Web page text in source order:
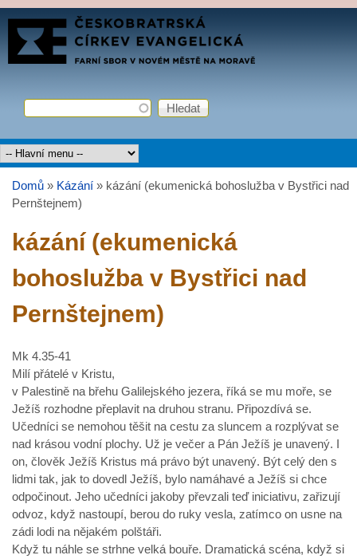
Přejít k hlavnímu obsahu
FARNÍ
SBOR
Vyhledávání
Hledat
Hlavní menu
Jste zde
Domů » Kázání » kázání (ekumenická bohoslužba v Bystřici nad
Pernštejnem)
kázání (ekumenická
bohoslužba v Bystřici nad
Pernštejnem)
Mk 4.35-41
Milí přátelé v Kristu,
v Palestině na břehu Galilejského jezera, říká se mu moře, se
Ježíš rozhodne přeplavit na druhou stranu. Připozdívá se.
Učedníci se nemohou těšit na cestu za sluncem a rozplývat se
nad krásou vodní plochy. Už je večer a Pán Ježíš je unavený. I
on, člověk Ježíš Kristus má právo být unavený. Být celý den s
lidmi tak, jak to dovedl Ježíš, bylo namáhavé a Ježíš si chce
odpočinout. Jeho učedníci jakoby převzali teď iniciativu, zařizují
odvoz, když nastoupí, berou do ruky vesla, zatímco on usne na
zádi lodi na nějakém polštáři.
Když tu náhle se strhne velká bouře. Dramatická scéna, když si